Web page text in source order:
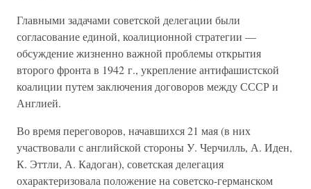
Главными задачами советской делегации были
согласование единой, коалиционной стратегии —
обсуждение жизненно важной проблемы открытия
второго фронта в 1942 г., укрепление антифашистской
коалиции путем заключения договоров между СССР и
Англией.
Во время переговоров, начавшихся 21 мая (в них
участвовали с английской стороны У. Черчилль, А. Иден,
К. Эттли, А. Кадоган), советская делегация
охарактеризовала положение на советско-германском